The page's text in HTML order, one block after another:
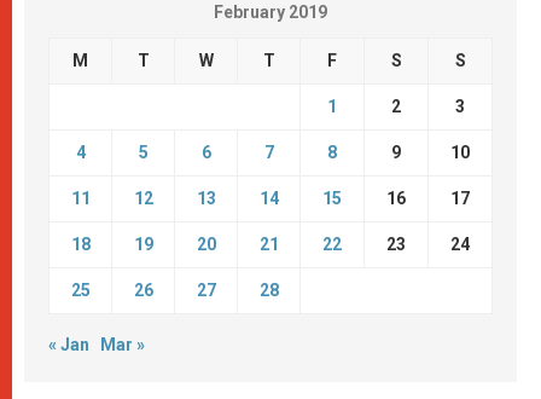
February 2019
M T W T F S S
1 2 3
4 5 6 7 8 9 10
11 12 13 14 15 16 17
18 19 20 21 22 23 24
25 26 27 28
« Jan Mar »